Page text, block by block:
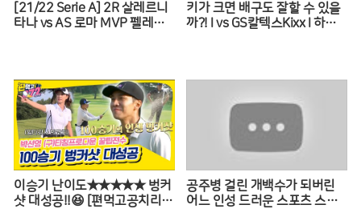
[21/22 Serie A] 2R 살레르니
타나 vs AS 로마 MVP 펠레그
키가 크면 배구도 잘할 수 있을
까?! l vs GS칼텍스Kixx l 하태
이승기 난이도★★★★★ 벙커
샷 대성공!!😆 [편먹고공치리|2
공주병 걸린 개백수가 되버린
어느 인성 드러운 스포츠 스타